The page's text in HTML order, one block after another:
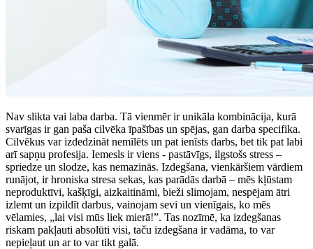
Nav slikta vai laba darba. Tā vienmēr ir unikāla kombinācija, kurā
svarīgas ir gan paša cilvēka īpašības un spējas, gan darba specifika.
Cilvēkus var izdedzināt nemīlēts un pat ienīsts darbs, bet tik pat labi
arī sapņu profesija. Iemesls ir viens - pastāvīgs, ilgstošs stress –
spriedze un slodze, kas nemazinās. Izdegšana, vienkāršiem vārdiem
runājot, ir hroniska stresa sekas, kas parādās darbā – mēs kļūstam
neproduktīvi, kašķīgi, aizkaitināmi, bieži slimojam, nespējam ātri
izlemt un izpildīt darbus, vainojam sevi un vienīgais, ko mēs
vēlamies, „lai visi mūs liek mierā!”. Tas nozīmē, ka izdegšanas
riskam pakļauti absolūti visi, taču izdegšana ir vadāma, to var
nepieļaut un ar to var tikt galā.